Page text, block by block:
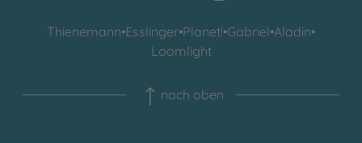
Thienemann•Esslinger•Planet!•Gabriel•Aladin•
Loomlight
nach oben